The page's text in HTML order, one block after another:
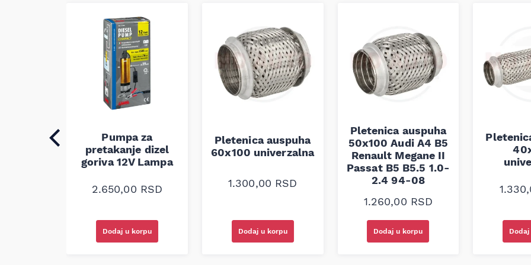
Pumpa za
pretakanje dizel
goriva 12V Lampa
2.650,00 RSD
Dodaj u korpu
Pletenica auspuha
60x100 univerzalna
1.300,00 RSD
Dodaj u korpu
Pletenica auspuha
50x100 Audi A4 B5
Renault Megane II
Passat B5 B5.5 1.0-
2.4 94-08
1.260,00 RSD
Dodaj u korpu